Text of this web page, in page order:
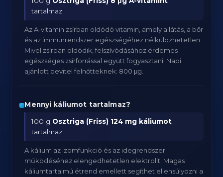
tartalmaz.
Az A-vitamin zsírban oldódó vitamin, amely a látás, a bőr
és az immunrendszer egészségéhez nélkülözhetetlen.
Mivel zsírban oldódik, felszívódásához érdemes
egészséges zsírforrással együtt fogyasztani. Napi
ajánlott bevitel felnőtteknek: 800 μg.
Mennyi káliumot tartalmaz?
100 g Osztriga (Friss) 124 mg káliumot
tartalmaz.
A kálium az izomfunkció és az idegrendszer
működéséhez elengedhetetlen elektrolit. Magas
káliumtartalmú étrend emellett segíthet ellensúlyozni a